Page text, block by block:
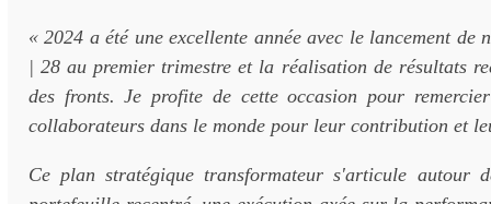
« 2024 a été une excellente année avec le lancement de
| 28 au premier trimestre et la réalisation de résultats
des fronts. Je profite de cette occasion pour
collaborateurs dans le monde pour leur contribution et
Ce plan stratégique transformateur s'articule autour